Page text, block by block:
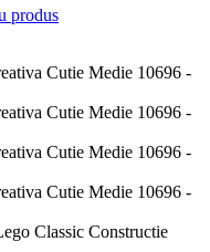
Classic Constructie